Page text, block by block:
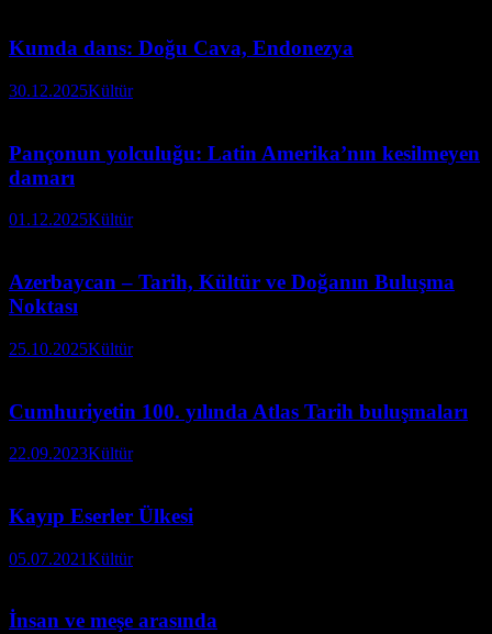
Kumda dans: Doğu Cava, Endonezya
30.12.2025Kültür
Pançonun yolculuğu: Latin Amerika’nın kesilmeyen
damarı
01.12.2025Kültür
Azerbaycan – Tarih, Kültür ve Doğanın Buluşma
Noktası
25.10.2025Kültür
Cumhuriyetin 100. yılında Atlas Tarih buluşmaları
22.09.2023Kültür
Kayıp Eserler Ülkesi
05.07.2021Kültür
İnsan ve meşe arasında